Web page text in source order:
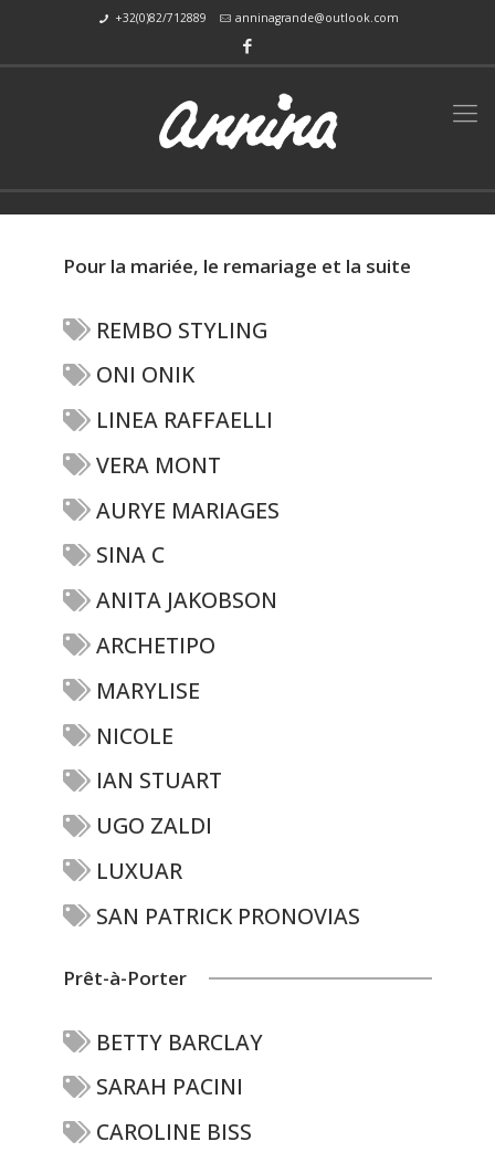
+32(0)82/712889 anninagrande@outlook.com
Pour la mariée, le remariage et la suite
REMBO STYLING
ONI ONIK
LINEA RAFFAELLI
VERA MONT
AURYE MARIAGES
SINA C
ANITA JAKOBSON
ARCHETIPO
MARYLISE
NICOLE
IAN STUART
UGO ZALDI
LUXUAR
SAN PATRICK PRONOVIAS
Prêt-à-Porter
BETTY BARCLAY
SARAH PACINI
CAROLINE BISS